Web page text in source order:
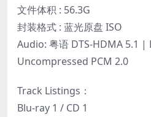
文件体积 : 56.3G
封装格式 : 蓝光原盘 ISO
Audio: 粤语 DTS-HDMA 5.1
Uncompressed PCM 2.0
Track Listings：
Blu-ray 1 / CD 1